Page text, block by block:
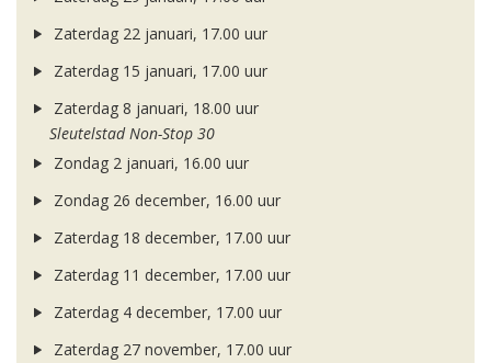
Zaterdag 22 januari, 17.00 uur
Zaterdag 15 januari, 17.00 uur
Zaterdag 8 januari, 18.00 uur
Sleutelstad Non-Stop 30
Zondag 2 januari, 16.00 uur
Zondag 26 december, 16.00 uur
Zaterdag 18 december, 17.00 uur
Zaterdag 11 december, 17.00 uur
Zaterdag 4 december, 17.00 uur
Zaterdag 27 november, 17.00 uur